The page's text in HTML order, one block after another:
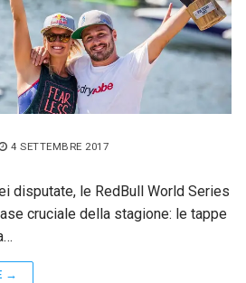
4 SETTEMBRE 2017
disputate, le RedBull World Series
cruciale della stagione: le tappe
→